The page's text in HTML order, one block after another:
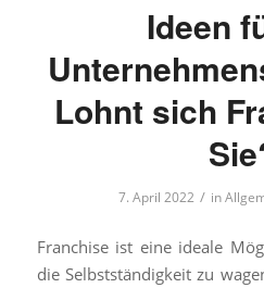
Ideen
Lohnt sich
7. April 2022 / in
Franchise ist eine ideale
die Selbstständigkeit zu